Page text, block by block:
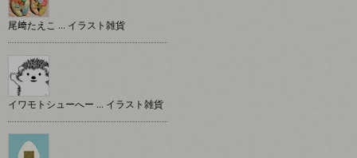
尾﨑たえこ … イラスト雑貨
イワモトシューへー … イラスト雑貨